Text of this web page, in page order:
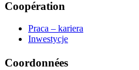
Coopération
Praca – kariera
Inwestycje
Coordonnées